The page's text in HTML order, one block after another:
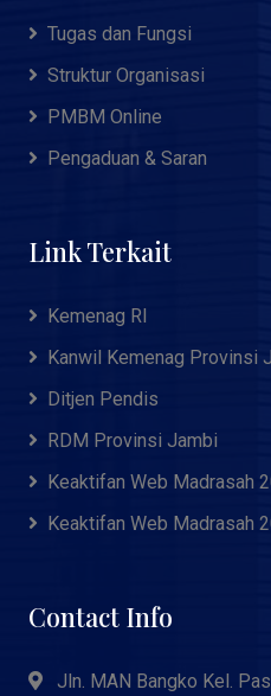
Tugas dan Fungsi
Struktur Organisasi
PMBM Online
Pengaduan & Saran
Link Terkait
Kemenag RI
Kanwil Kemenag Provinsi
Ditjen Pendis
RDM Provinsi Jambi
Keaktifan Web Madrasah
Keaktifan Web Madrasah
Contact Info
Jln. MAN Bangko Kel.